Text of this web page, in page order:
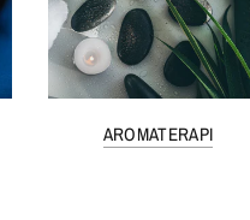
AROMATERAPI